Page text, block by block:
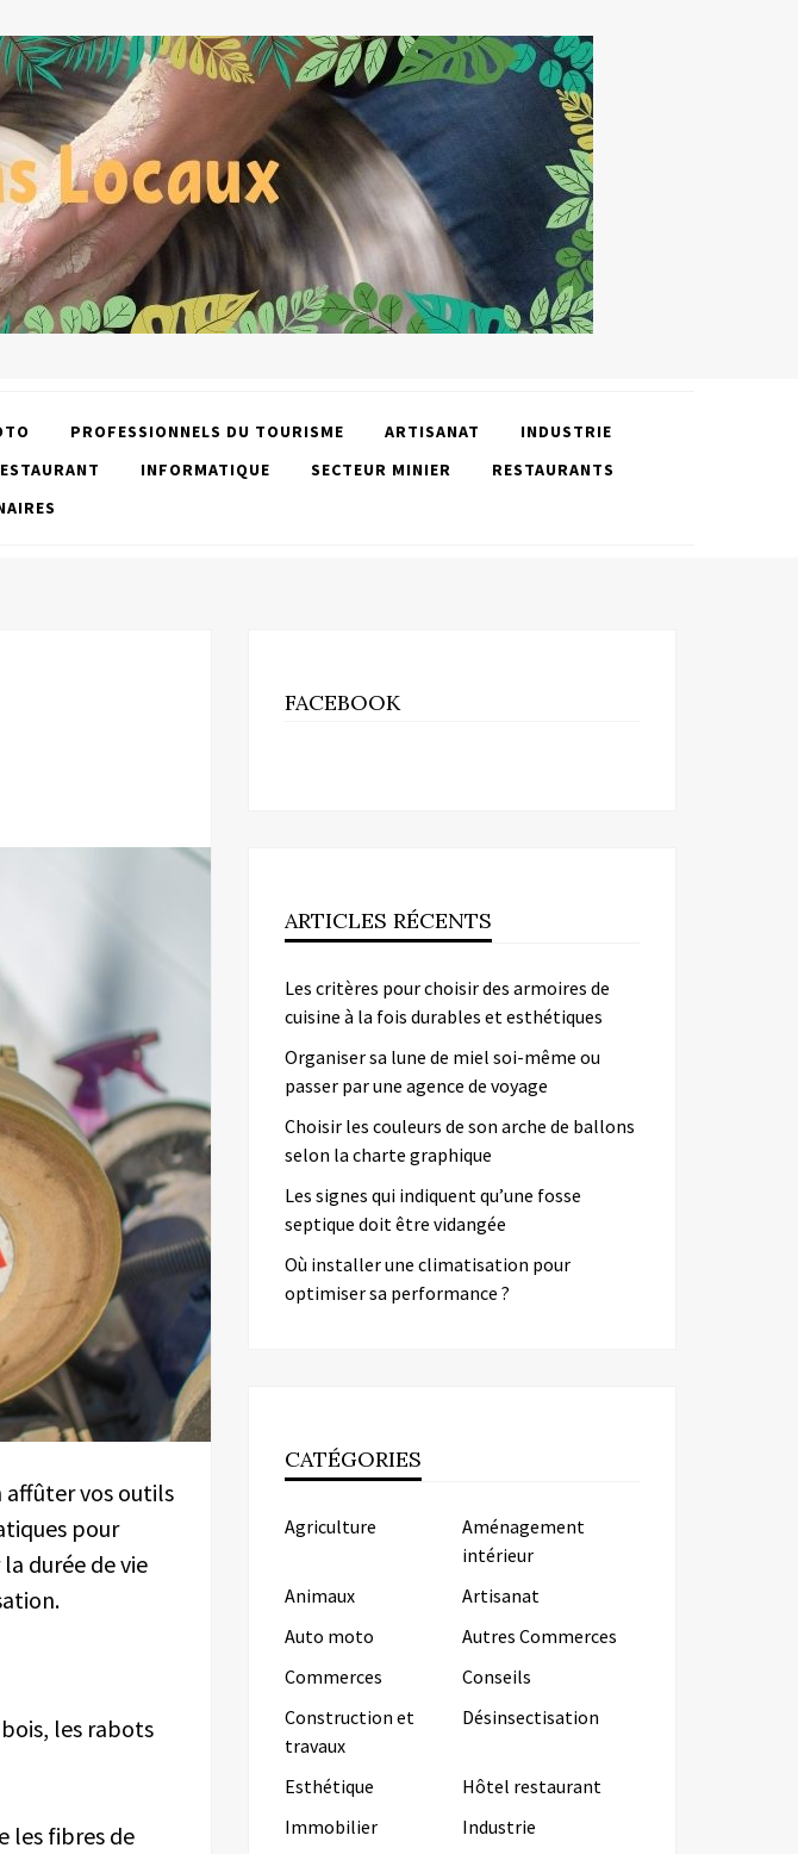
PROFESSIONNELS DU TOURISME ARTISANAT
INDUSTRIE
INFORMATIQUE SECTEUR MINIER
RESTAURANTS
affûter vos outils
pour
durée de vie
les rabots
les fibres de
FACEBOOK
ARTICLES RÉCENTS
Les critères pour choisir des armoires de
cuisine à la fois durables et esthétiques
Organiser sa lune de miel soi-même ou
passer par une agence de voyage
Choisir les couleurs de son arche de ballons
selon la charte graphique
Les signes qui indiquent qu’une fosse
septique doit être vidangée
Où installer une climatisation pour
optimiser sa performance ?
CATÉGORIES
Agriculture
Aménagement
intérieur
Animaux
Artisanat
Auto moto
Autres Commerces
Commerces
Conseils
Construction et
travaux
Désinsectisation
Esthétique
Hôtel restaurant
Immobilier
Industrie